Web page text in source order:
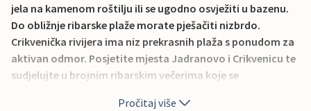
jela na kamenom roštilju ili se ugodno osvježiti u bazenu.
Do obližnje ribarske plaže morate pješačiti nizbrdo.
Crikvenička rivijera ima niz prekrasnih plaža s ponudom za
aktivan odmor. Posjetite mjesta Jadranovo i Crikvenicu te
sudjelujte u brojnim ribarskim večerima koje se
Pročitaj više